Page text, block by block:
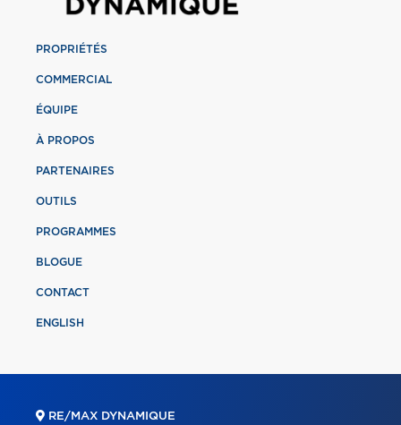
PROPRIÉTÉS
COMMERCIAL
ÉQUIPE
À PROPOS
PARTENAIRES
OUTILS
PROGRAMMES
BLOGUE
CONTACT
ENGLISH
RE/MAX DYNAMIQUE